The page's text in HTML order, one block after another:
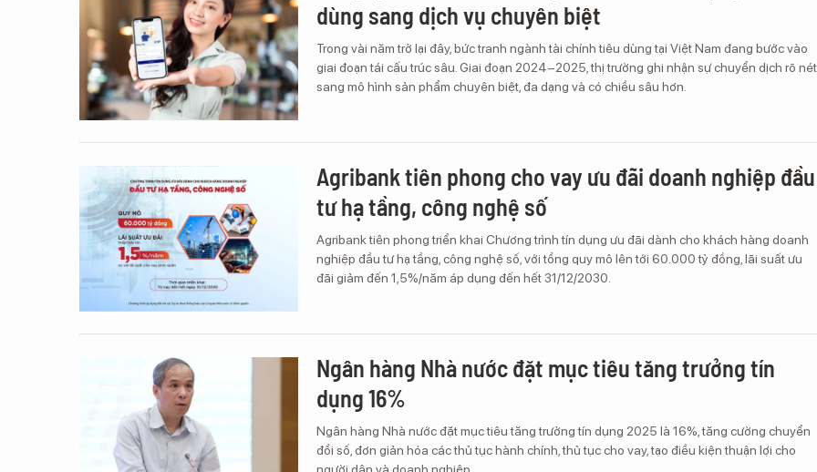
dùng sang dịch vụ chuyên biệt
Trong vài năm trở lại đây, bức tranh ngành tài chính tiêu dùng tại Việt Nam đang bước vào
giai đoạn tái cấu trúc sâu. Giai đoạn 2024–2025, thị trường ghi nhận sự chuyển dịch rõ nét
sang mô hình sản phẩm chuyên biệt, đa dạng và có chiều sâu hơn.
Agribank tiên phong cho vay ưu đãi doanh nghiệp đầu
tư hạ tầng, công nghệ số
Agribank tiên phong triển khai Chương trình tín dụng ưu đãi dành cho khách hàng doanh
nghiệp đầu tư hạ tầng, công nghệ số, với tổng quy mô lên tới 60.000 tỷ đồng, lãi suất ưu
đãi giảm đến 1,5%/năm áp dụng đến hết 31/12/2030.
Ngân hàng Nhà nước đặt mục tiêu tăng trưởng tín
dụng 16%
Ngân hàng Nhà nước đặt mục tiêu tăng trưởng tín dụng 2025 là 16%, tăng cường chuyển
đổi số, đơn giản hóa các thủ tục hành chính, thủ tục cho vay, tạo điều kiện thuận lợi cho